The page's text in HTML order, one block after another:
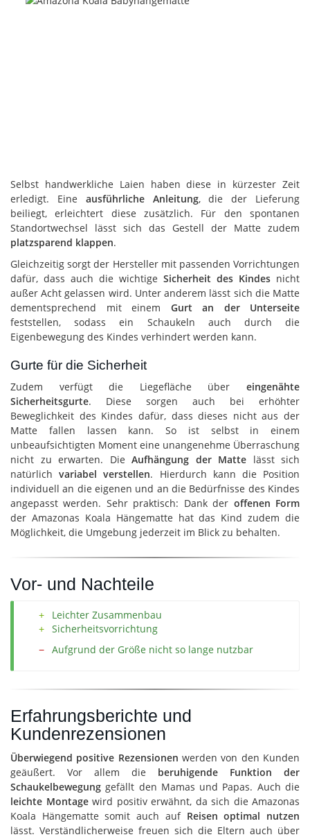
Selbst handwerkliche Laien haben diese in kürzester Zeit
erledigt. Eine ausführliche Anleitung, die der Lieferung
beiliegt, erleichtert diese zusätzlich. Für den spontanen
Standortwechsel lässt sich das Gestell der Matte zudem
platzsparend klappen.
Gleichzeitig sorgt der Hersteller mit passenden Vorrichtungen
dafür, dass auch die wichtige Sicherheit des Kindes nicht
außer Acht gelassen wird. Unter anderem lässt sich die Matte
dementsprechend mit einem Gurt an der Unterseite
feststellen, sodass ein Schaukeln auch durch die
Eigenbewegung des Kindes verhindert werden kann.
Gurte für die Sicherheit
Zudem verfügt die Liegefläche über eingenähte
Sicherheitsgurte. Diese sorgen auch bei erhöhter
Beweglichkeit des Kindes dafür, dass dieses nicht aus der
Matte fallen lassen kann. So ist selbst in einem
unbeaufsichtigten Moment eine unangenehme Überraschung
nicht zu erwarten. Die Aufhängung der Matte lässt sich
natürlichvariabel verstellen. Hierdurch kann die Position
individuell an die eigenen und an die Bedürfnisse des Kindes
angepasst werden. Sehr praktisch: Dank der offenen Form
der Amazonas Koala Hängematte hat das Kind zudem die
Möglichkeit, die Umgebung jederzeit im Blick zu behalten.
Vor- und Nachteile
Leichter Zusammenbau
Sicherheitsvorrichtung
Aufgrund der Größe nicht so lange nutzbar
Erfahrungsberichte und
Kundenrezensionen
Überwiegend positive Rezensionen werden von den Kunden
geäußert. Vor allem die beruhigende Funktion der
Schaukelbewegung gefällt den Mamas und Papas. Auch die
leichte Montagewird positiv erwähnt, da sich die Amazonas
Koala Hängematte somit auch auf Reisen optimal nutzen
lässt. Verständlicherweise freuen sich die Eltern auch über